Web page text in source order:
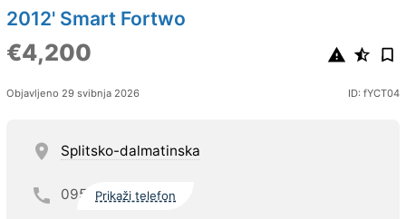
2012' Smart Fortwo
€4,200
Objavljeno 29 svibnja 2026 ID: fYCT04
Splitsko-dalmatinska
095 Prikaži telefon